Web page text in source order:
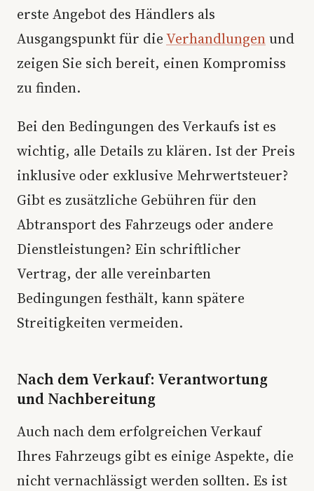
erste Angebot des Händlers als
Ausgangspunkt für dieVerhandlungenund
zeigen Sie sich bereit, einen Kompromiss
zu finden.
Bei den Bedingungen des Verkaufs ist es
wichtig, alle Details zu klären. Ist der Preis
inklusive oder exklusive Mehrwertsteuer?
Gibt es zusätzliche Gebühren für den
Abtransport des Fahrzeugs oder andere
Dienstleistungen? Ein schriftlicher
Vertrag, der alle vereinbarten
Bedingungen festhält, kann spätere
Streitigkeiten vermeiden.
Nach dem Verkauf: Verantwortung
und Nachbereitung
Auch nach dem erfolgreichen Verkauf
Ihres Fahrzeugs gibt es einige Aspekte, die
nicht vernachlässigt werden sollten. Es ist